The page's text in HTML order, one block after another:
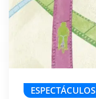
ESPECTÁCULOS